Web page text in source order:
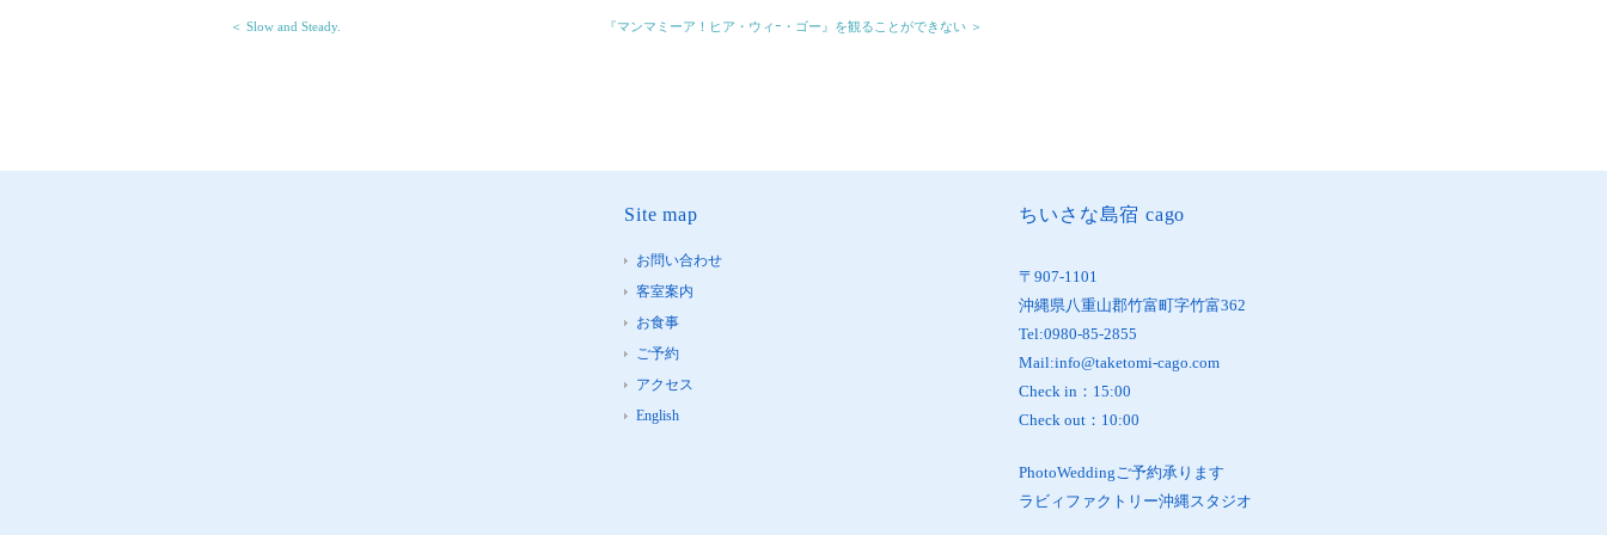
＜ Slow and Steady. 『マンマミーア！ヒア・ウィｰ・ゴー』を観ることができない ＞
Site map
お問い合わせ
客室案内
お食事
ご予約
アクセス
English
ちいさな島宿 cago
〒907-1101
沖縄県八重山郡竹富町字竹富362
Tel:0980-85-2855
Mail:info@taketomi-cago.com
Check in：15:00
Check out：10:00
PhotoWeddingご予約承ります
ラビィファクトリー沖縄スタジオ